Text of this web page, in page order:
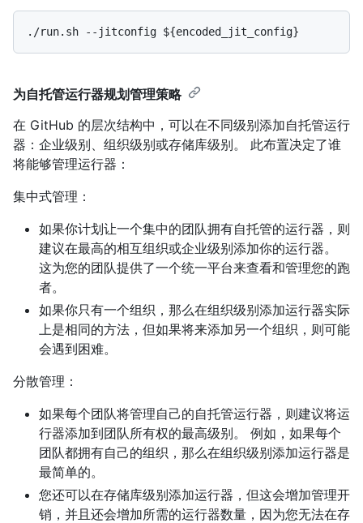
为自托管运行器规划管理策略
在 GitHub 的层次结构中，可以在不同级别添加自托管运行
器：企业级别、组织级别或存储库级别。 此布置决定了谁
将能够管理运行器：
集中式管理：
如果你计划让一个集中的团队拥有自托管的运行器，则
建议在最高的相互组织或企业级别添加你的运行器。
这为您的团队提供了一个统一平台来查看和管理您的跑
者。
如果你只有一个组织，那么在组织级别添加运行器实际
上是相同的方法，但如果将来添加另一个组织，则可能
会遇到困难。
分散管理：
如果每个团队将管理自己的自托管运行器，则建议将运
行器添加到团队所有权的最高级别。 例如，如果每个
团队都拥有自己的组织，那么在组织级别添加运行器是
最简单的。
您还可以在存储库级别添加运行器，但这会增加管理开
销，并且还会增加所需的运行器数量，因为您无法在存